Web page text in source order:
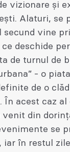
vizionare și
Alaturi,
secund vine
ce deschide
de turnul de
- o
de o
În acest caz
venit din
se
iar în restul